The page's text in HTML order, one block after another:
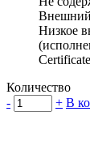
Внешний
Низкое
Количество
-
+ В